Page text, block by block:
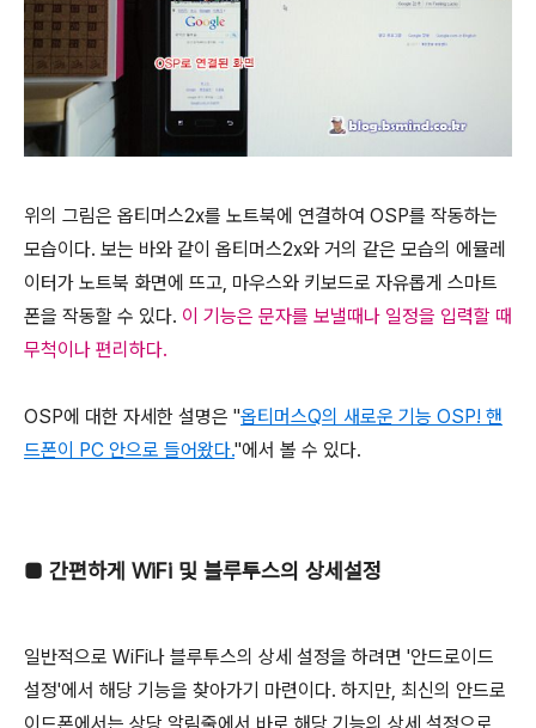
위의 그림은 옵티머스2x를 노트북에 연결하여 OSP를 작동하는
모습이다. 보는 바와 같이 옵티머스2x와 거의 같은 모습의 에뮬레
이터가 노트북 화면에 뜨고, 마우스와 키보드로 자유롭게 스마트
폰을 작동할 수 있다. 이 기능은 문자를 보낼때나 일정을 입력할 때
무척이나 편리하다.
OSP에 대한 자세한 설명은 "옵티머스Q의 새로운 기능 OSP! 핸
드폰이 PC 안으로 들어왔다."에서 볼 수 있다.
■ 간편하게 WiFi 및 블루투스의 상세설정
일반적으로 WiFi나 블루투스의 상세 설정을 하려면 '안드로이드
설정'에서 해당 기능을 찾아가기 마련이다. 하지만, 최신의 안드로